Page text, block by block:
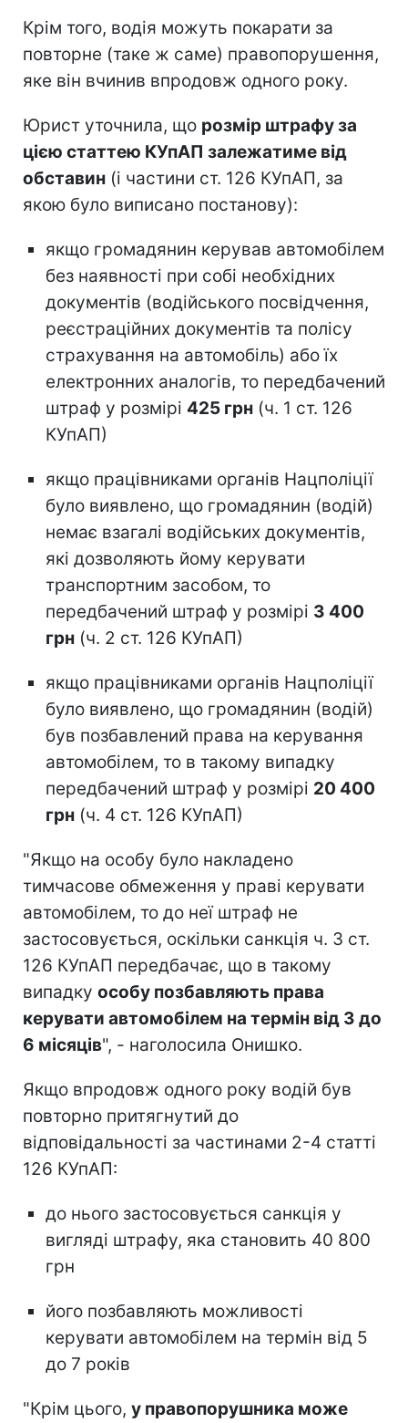
Крім того, водія можуть покарати за
повторне (таке ж саме) правопорушення,
яке він вчинив впродовж одного року.
Юрист уточнила, що розмір штрафу за
цією статтею КУпАП залежатиме від
обставин (і частини ст. 126 КУпАП, за
якою було виписано постанову):
якщо громадянин керував автомобілем
без наявності при собі необхідних
документів (водійського посвідчення,
реєстраційних документів та полісу
страхування на автомобіль) або їх
електронних аналогів, то передбачений
штраф у розмірі 425 грн (ч. 1 ст. 126
КУпАП)
якщо працівниками органів Нацполіції
було виявлено, що громадянин (водій)
немає взагалі водійських документів,
які дозволяють йому керувати
транспортним засобом, то
передбачений штраф у розмірі 3 400
грн (ч. 2 ст. 126 КУпАП)
якщо працівниками органів Нацполіції
було виявлено, що громадянин (водій)
був позбавлений права на керування
автомобілем, то в такому випадку
передбачений штраф у розмірі 20 400
грн (ч. 4 ст. 126 КУпАП)
"Якщо на особу було накладено
тимчасове обмеження у праві керувати
автомобілем, то до неї штраф не
застосовується, оскільки санкція ч. 3 ст.
126 КУпАП передбачає, що в такому
випадку особу позбавляють права
керувати автомобілем на термін від 3 до
6 місяців", - наголосила Онишко.
Якщо впродовж одного року водій був
повторно притягнутий до
відповідальності за частинами 2-4 статті
126 КУпАП:
до нього застосовується санкція у
вигляді штрафу, яка становить 40 800
грн
його позбавляють можливості
керувати автомобілем на термін від 5
до 7 років
"Крім цього, у правопорушника може